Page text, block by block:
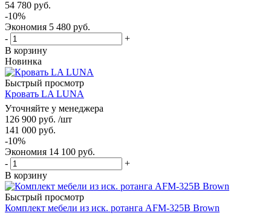
54 780 руб.
-10%
Экономия 5 480 руб.
-
+
В корзину
Новинка
Быстрый просмотр
Кровать LA LUNA
Уточняйте у менеджера
126 900 руб. /шт
141 000 руб.
-10%
Экономия 14 100 руб.
-
+
В корзину
Быстрый просмотр
Комплект мебели из иск. ротанга AFM-325B Brown